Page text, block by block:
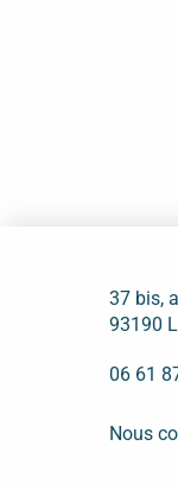
37 bis,
93190
06 61
Nous